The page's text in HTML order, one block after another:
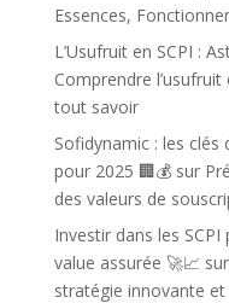
Essences,
L’Usufruit en SCPI :
Comprendre
tout savoir
Sofidynamic : les
pour 2025 🏢💰sur
des valeurs de
Investir dans les
value assurée 🚀📈 sur
stratégie innovante